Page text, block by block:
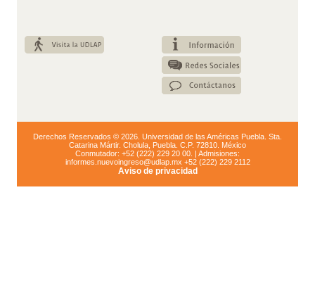
Derechos Reservados © 2026. Universidad de las Américas Puebla. Sta.
Catarina Mártir. Cholula, Puebla. C.P. 72810. México
Conmutador: +52 (222) 229 20 00. | Admisiones:
informes.nuevoingreso@udlap.mx +52 (222) 229 2112
Aviso de privacidad